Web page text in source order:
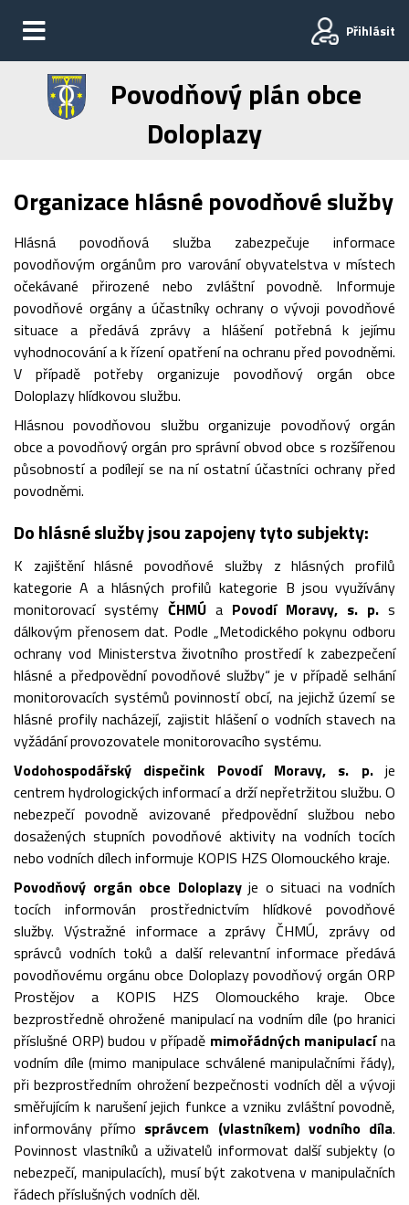
Přihlásit
Povodňový plán obce
Doloplazy
Organizace hlásné povodňové služby
Hlásná povodňová služba zabezpečuje informace
povodňovým orgánům pro varování obyvatelstva v místech
očekávané přirozené nebo zvláštní povodně. Informuje
povodňové orgány a účastníky ochrany o vývoji povodňové
situace a předává zprávy a hlášení potřebná k jejímu
vyhodnocování a k řízení opatření na ochranu před povodněmi.
V případě potřeby organizuje povodňový orgán obce
Doloplazy hlídkovou službu.
Hlásnou povodňovou službu organizuje povodňový orgán
obce a povodňový orgán pro správní obvod obce s rozšířenou
působností a podílejí se na ní ostatní účastníci ochrany před
povodněmi.
Do hlásné služby jsou zapojeny tyto subjekty:
K zajištění hlásné povodňové služby z hlásných profilů
kategorie A a hlásných profilů kategorie B jsou využívány
monitorovací systémy ČHMÚ a Povodí Moravy, s. p. s
dálkovým přenosem dat. Podle „Metodického pokynu odboru
ochrany vod Ministerstva životního prostředí k zabezpečení
hlásné a předpovědní povodňové služby“ je v případě selhání
monitorovacích systémů povinností obcí, na jejichž území se
hlásné profily nacházejí, zajistit hlášení o vodních stavech na
vyžádání provozovatele monitorovacího systému.
Vodohospodářský dispečink Povodí Moravy, s. p.je
centrem hydrologických informací a drží nepřetržitou službu. O
nebezpečí povodně avizované předpovědní službou nebo
dosažených stupních povodňové aktivity na vodních tocích
nebo vodních dílech informuje KOPIS HZS Olomouckého kraje.
Povodňový orgán obce Doloplazy je o situaci na vodních
tocích informován prostřednictvím hlídkové povodňové
služby. Výstražné informace a zprávy ČHMÚ, zprávy od
správců vodních toků a další relevantní informace předává
povodňovému orgánu obce Doloplazy povodňový orgán ORP
Prostějov a KOPIS HZS Olomouckého kraje. Obce
bezprostředně ohrožené manipulací na vodním díle (po hranici
příslušné ORP) budou v případě mimořádných manipulacína
vodním díle (mimo manipulace schválené manipulačními řády),
při bezprostředním ohrožení bezpečnosti vodních děl a vývoji
směřujícím k narušení jejich funkce a vzniku zvláštní povodně,
informovány přímo správcem (vlastníkem) vodního díla.
Povinnost vlastníků a uživatelů informovat další subjekty (o
nebezpečí, manipulacích), musí být zakotvena v manipulačních
řádech příslušných vodních děl.